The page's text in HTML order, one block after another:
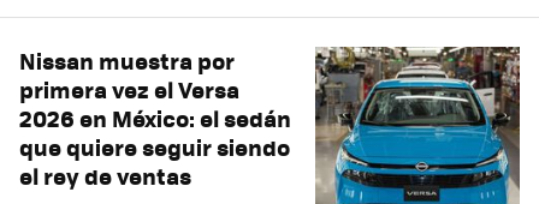
Nissan muestra por
primera vez el Versa
2026 en México: el sedán
que quiere seguir siendo
el rey de ventas